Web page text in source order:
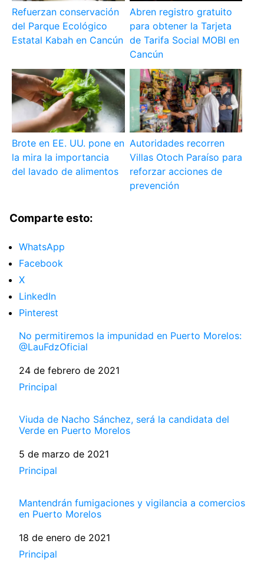
Refuerzan conservación
del Parque Ecológico
Estatal Kabah en Cancún
Abren registro gratuito
para obtener la Tarjeta
de Tarifa Social MOBI en
Cancún
Brote en EE. UU. pone en
la mira la importancia
del lavado de alimentos
Autoridades recorren
Villas Otoch Paraíso para
reforzar acciones de
prevención
Comparte esto:
WhatsApp
Facebook
X
LinkedIn
Pinterest
No permitiremos la impunidad en Puerto Morelos:
@LauFdzOficial
Fecha
24 de febrero de 2021
Respecto a
Principal
Viuda de Nacho Sánchez, será la candidata del
Verde en Puerto Morelos
Fecha
5 de marzo de 2021
Respecto a
Principal
Mantendrán fumigaciones y vigilancia a comercios
en Puerto Morelos
Fecha
18 de enero de 2021
Respecto a
Principal